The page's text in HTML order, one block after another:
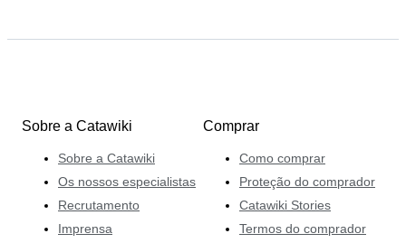
Sobre a Catawiki
Sobre a Catawiki
Os nossos especialistas
Recrutamento
Imprensa
Comprar
Como comprar
Proteção do comprador
Catawiki Stories
Termos do comprador